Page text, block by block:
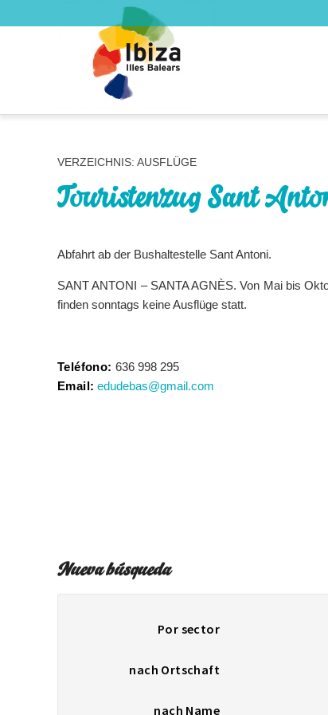
VERZEICHNIS: AUSFLÜGE
Touristenzug Sant
Abfahrt ab der Bushaltestelle Sant Antoni.
SANT ANTONI – SANTA AGNÈS. Von Mai bis
finden sonntags keine Ausflüge statt.
Teléfono: 636 998 295
Email: edudebas@gmail.com
Nueva búsqueda
Por sector
nach Ortschaft
nach Name